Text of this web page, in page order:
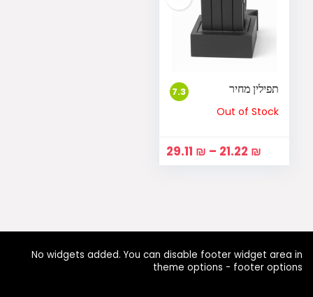
7.3 תפילין מחיר
Out of Stock
21.22 ₪
–
29.11 ₪
No widgets added. You can disable footer widget area in
theme options - footer options